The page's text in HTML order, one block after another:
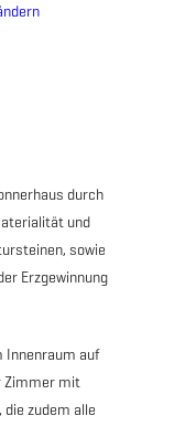
durch
und
sowie
Erzgewinnung
Innenraum auf
Zimmer mit
die zudem alle